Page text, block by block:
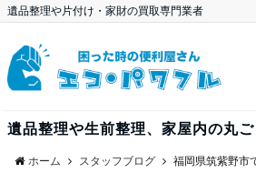
遺品整理や片付け・家財の買取専門業者
ホーム スタッフブログ 福岡県筑紫野市